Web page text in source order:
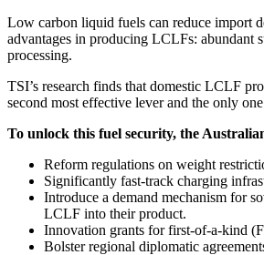
Low carbon liquid fuels can reduce import
advantages in producing LCLFs: abundant
processing.​​​​‌ ‍ ​‍​‍‌‍ ‌ ​‍‌‍‍‌‌‍‌ ‌‍‍‌‌‍ ‍​‍​‍​ ‍‍​‍​‍‌ ​ ‌‍​‌‌‍ ‍‌‍‍‌‌ ‌​‌ ‍‌​‍ ‍‌‍‍‌‌‍ ​‍​‍​‍ ​​‍​‍‌‍‍​‌ ​‍‌‍‌‌‌‍‌‍​‍​‍​ ‍‍​‍​‍‌‍‍​‌ ‌​‌ ‌​‌ ​​​ ‍‍​‍ ​‍ ‌‍ ​‌‍ ‌‍​ ‌‍​‌‌‍ ​‌‍‍​‌‍ ‌ ​ ‌ ‌​​ ‍‍​ ​ ​ ​ ​ ​ ​ ​ ​‍ ‌‍‍‌‌‍ ‍‌ ‌​‌‍‌‌‌‍ ‍‌ ‌​​‍ ‌‍‌‌‌‍‌​‌‍‍‌‌ ‌​​‍ ‌‍ ‌‌‍ ‌‍‌​‌‍‌‌​ ‌‌ ​​‌ ​‍‌‍‌‌‌ ​ ‌‍‌‌‌‍ ‍‌ ‌​‌‍​‌‌ ‌​‌‍‍‌‌‍ ‌‍ ‍​ ‍ ‌‍‍‌‌‍‌​​ ‌​ ​‌‌‍​ ​ ‍‌‌‍​‌​ ‌ ​ ‌‌​ ‌​​ ​‌​‍ ‌‌‍‌‌‌‍​ ‌‍‌‌​ ​‌​‍ ‌​ ‌​​ ‍‌‌‍‌‍‌‍‌‌​‍ ‌‌‍​‌‌‍‌‌​ ‌‌​ ‌ ​‍ ‌‌‍​ ​ ‌‍‌‍​ ​ ‍​‌‍‌​​ ‌‌​ ​‍​ ​ ​ ‍‌​ ​‌​ ​‌​ ​‌​ ‍ ‌ ‌​‌ ‍‌‌ ​​‌‍‌‌​ ‌‌‍ ‍‌‍‌‌‌ ‌ ‌ ​ ​ ‍ ‌ ​​‌‍​‌‌ ‌​‌‍‍​​ ‌‌‍​ ‌‍ ‌‍ ‍‌ ‌​‌‍‌‌‌‍ ‍‌ ‌​​‍‌‌​ ‌‌‌​​‍‌‌ ‌‍‍ ‌‍‌‌‌ ‍‌​‍‌‌​ ​ ‌​‌​​‍‌‌​ ​ ‌​‌​​‍‌‌​ ​‍​ ​‍​ ​ ​ ‌ ​ ‌ ​ ‌​​ ‌‍​ ‌‌​ ‌​​ ‍​​ ‌​‌‍​ ​ ‌‌​ ​‌​‍‌‌​ ​‍​ ​‍​‍‌‌​ ‌‌‌​‌​​‍ ‍‌‍​ ‌‍‍​‌‍‍‌‌‍ ​‌‍‌​‌ ​‍‌‍‌‌‌‍ ‍​‍‌‌​ ‌‌‌​​‍‌‌ ‌‍‍ ‌‍‌‌‌ ‍‌​‍‌‌​ ​ ‌​‌​​‍‌‌​ ​ ‌​‌​​‍‌‌​ ​‍​ ​‍​ ‍​‌‍​‍​ ‌‍​ ​​​ ​​​ ‌ ​ ​‍​ ‍​​ ‌​​ ​‍​ ‌ ​ ​‍​‍‌‌​ ​‍​ ​‍​‍‌‌​ ‌‌‌​‌​​‍ ‍‌ ‌​‌‍‌‌‌ ‍​‌ ‌​​ ‌‍​‍‌‍​‌‌ ​ ‌‍‌‌‌‌‌‌‌ ​‍‌‍ ​​ ‌‌‍‍​‌ ‌​‌ ‌​‌ ​​​‍‌‌​ ​ ‌​​‌​‍‌‌​ ​‍‌​‌‍​‍‌‌​ ​‍‌​‌‍‌‍ ​‌‍ ‌‍​ ‌‍​‌‌‍ ​‌‍‍​‌‍ ‌ ​ ‌ ‌​​‍‌‌​ ​ ‌​​‌​ ​ ​ ​ ​ ​ ​ ​ ​‍‌‍‌‍‍‌‌‍‌​​ ‌​ ​‌‌‍​ ​ ‍‌‌‍​‌​ ‌ ​ ‌‌​ ‌​​ ​‌​‍ ‌‌‍‌‌‌‍​ ‌‍‌‌​ ​‌​‍ ‌​ ‌​​ ‍‌‌‍‌‍‌‍‌‌​‍ ‌‌‍​‌‌‍‌‌​ ‌‌​ ‌ ​‍ ‌‌‍​ ​ ‌‍‌‍​ ​ ‍​‌‍‌​​ ‌‌​ ​‍​ ​ ​ ‍‌​ ​‌​ ​‌​ ​‌​‍‌‍‌ ‌​‌ ‍‌‌ ​​‌‍‌‌​ ‌‌‍ ‍‌‍‌‌‌ ‌ ‌ ​ ​‍‌‍‌ ​​‌‍​‌‌ ‌​‌‍‍​​ ‌‌‍​ ‌‍ ‌‍ ‍‌ ‌​‌‍‌‌‌‍ ‍‌ ‌​​‍‌‌​ ‌‌‌​​‍‌‌ ‌‍‍ ‌‍‌‌‌ ‍‌​‍‌‌​ ​ ‌​‌​​‍‌‌​ ​ ‌​‌​​‍‌‌​ ​‍​ ​‍​ ​ ​ ‌ ​ ‌ ​ ‌​​ ‌‍​ ‌‌​ ‌​​ ‍​​ ‌​‌‍​ ​ ‌‌​ ​‌​‍‌‌​ ​‍​ ​‍​‍‌‌​ ‌‌‌​‌​​‍ ‍‌‍​ ‌‍‍​‌‍‍‌‌‍ ​‌‍‌​‌ ​‍‌‍‌‌‌‍ ‍​‍‌‌​ ‌‌‌​​‍‌‌ ‌‍‍ ‌‍‌‌‌ ‍‌​‍‌‌​ ​ ‌​‌​​‍‌‌​ ​ ‌​‌​​‍‌‌​ ​‍​ ​‍​ ‍​‌‍​‍​ ‌‍​ ​​​ ​​​ ‌ ​ ​‍​ ‍​​ ‌​​ ​‍​ ‌ ​ ​‍​‍‌‌​ ​‍​ ​‍​‍‌‌​ ‌‌‌​‌​​‍ ‍‌ ‌​‌‍‌‌‌ ‍​‌ ‌​​‍‌‍‌ ​​‌‍‌‌‌ ​‍‌ ​ ‌ ​​‌‍‌‌‌‍​ ‌ ‌​‌‍‍‌‌ ‌‍‌‍‌‌​ ‌‌ ​​‌ ‌‌‌‍​‍‌‍ ​‌‍‍‌‌ ​ ‌‍‍​‌‍‌‌‌‍‌​​‍​‍‌ ‌
TSI’s research finds that domestic LCLF
second most effective lever and the only one that can meet almost all of Australia’s hard-to-electrify aviation
To unlock this fuel security, the Australian government should:​​​​‌
Reform regulations on weight restrictions for heavy vehicles so that battery heavy trucking can
Significantly fast-track charging infrastructure for heavy vehicles.​​​​‌
Introduce a demand mechanism for
LCLF into their product.​​​​‌ ‍ ​‍​‍‌‍ ‌ ​‍‌‍‍‌‌‍‌ ‌‍‍‌‌‍ ‍​‍​‍​ ‍‍​‍​‍‌ ​ ‌‍​‌‌‍ ‍‌‍‍‌‌ ‌​‌ ‍‌​‍ ‍‌‍‍‌‌‍ ​‍​‍​‍ ​​‍​‍‌‍‍​‌ ​‍‌‍‌‌‌‍‌‍​‍​‍​ ‍‍​‍​‍‌‍‍​‌ ‌​‌ ‌​‌ ​​​ ‍‍​‍ ​‍ ‌‍ ​‌‍ ‌‍​ ‌‍​‌‌‍ ​‌‍‍​‌‍ ‌ ​ ‌ ‌​​ ‍‍​ ​ ​ ​ ​ ​ ​ ​ ​‍ ‌‍‍‌‌‍ ‍‌ ‌​‌‍‌‌‌‍ ‍‌ ‌​​‍ ‌‍‌‌‌‍‌​‌‍‍‌‌ ‌​​‍ ‌‍ ‌‌‍ ‌‍‌​‌‍‌‌​ ‌‌ ​​‌ ​‍‌‍‌‌‌ ​ ‌‍‌‌‌‍ ‍‌ ‌​‌‍​‌‌ ‌​‌‍‍‌‌‍ ‌‍ ‍​ ‍ ‌‍‍‌‌‍‌​​ ‌​ ​‌‌‍​ ​ ‍‌‌‍​‌​ ‌ ​ ‌‌​ ‌​​ ​‌​‍ ‌‌‍‌‌‌‍​ ‌‍‌‌​ ​‌​‍ ‌​ ‌​​ ‍‌‌‍‌‍‌‍‌‌​‍ ‌‌‍​‌‌‍‌‌​ ‌‌​ ‌ ​‍ ‌‌‍​ ​ ‌‍‌‍​ ​ ‍​‌‍‌​​ ‌‌​ ​‍​ ​ ​ ‍‌​ ​‌​ ​‌​ ​‌​ ‍ ‌ ‌​‌ ‍‌‌ ​​‌‍‌‌​ ‌‌‍ ‍‌‍‌‌‌ ‌ ‌ ​ ​ ‍ ‌ ​​‌‍​‌‌ ‌​‌‍‍​​ ‌‌‍​ ‌‍ ‌‍ ‍‌ ‌​‌‍‌‌‌‍ ‍‌ ‌​​‍‌‌​ ‌‌‌​​‍‌‌ ‌‍‍ ‌‍‌‌‌ ‍‌​‍‌‌​ ​ ‌​‌​​‍‌‌​ ​ ‌​‌​​‍‌‌​ ​‍​ ​‍​ ​‌​ ​​​ ​‌​ ‌‌​ ​‍​ ‌‌​ ‌ ​ ​ ‌‍​‌​ ‍‌‌‍​‍​ ‌​​‍‌‌​ ​‍​ ​‍​‍‌‌​ ‌‌‌​‌​​‍ ‍‌‍​ ‌‍‍​‌‍‍‌‌‍ ​‌‍‌​‌ ​‍‌‍‌‌‌‍ ‍​‍‌‌​ ‌‌‌​​‍‌‌ ‌‍‍ ‌‍‌‌‌ ‍‌​‍‌‌​ ​ ‌​‌​​‍‌‌​ ​ ‌​‌​​‍‌‌​ ​‍​ ​‍‌‍‌‌‌‍‌‌‌‍​‍‌‍​ ‌‍‌‍​ ​‌​ ‍​​ ‌​‌‍​‌‌‍​‌​ ‍‌​ ​‍​‍‌‌​ ​‍​ ​‍​‍‌‌​ ‌‌‌​‌​​‍ ‍‌ ‌​‌‍‌‌‌ ‍​‌ ‌​​ ‌‍​‍‌‍​‌‌ ​ ‌‍‌‌‌‌‌‌‌ ​‍‌‍ ​​ ‌‌‍‍​‌ ‌​‌ ‌​‌ ​​​‍‌‌​ ​ ‌​​‌​‍‌‌​ ​‍‌​‌‍​‍‌‌​ ​‍‌​‌‍‌‍ ​‌‍ ‌‍​ ‌‍​‌‌‍ ​‌‍‍​‌‍ ‌ ​ ‌ ‌​​‍‌‌​ ​ ‌​​‌​ ​ ​ ​ ​ ​ ​ ​ ​‍‌‍‌‍‍‌‌‍‌​​ ‌​ ​‌‌‍​ ​ ‍‌‌‍​‌​ ‌ ​ ‌‌​ ‌​​ ​‌​‍ ‌‌‍‌‌‌‍​ ‌‍‌‌​ ​‌​‍ ‌​ ‌​​ ‍‌‌‍‌‍‌‍‌‌​‍ ‌‌‍​‌‌‍‌‌​ ‌‌​ ‌ ​‍ ‌‌‍​ ​ ‌‍‌‍​ ​ ‍​‌‍‌​​ ‌‌​ ​‍​ ​ ​ ‍‌​ ​‌​ ​‌​ ​‌​‍‌‍‌ ‌​‌ ‍‌‌ ​​‌‍‌‌​ ‌‌‍ ‍‌‍‌‌‌ ‌ ‌ ​ ​‍‌‍‌ ​​‌‍​‌‌ ‌​‌‍‍​​ ‌‌‍​ ‌‍ ‌‍ ‍‌ ‌​‌‍‌‌‌‍ ‍‌ ‌​​‍‌‌​ ‌‌‌​​‍‌‌ ‌‍‍ ‌‍‌‌‌ ‍‌​‍‌‌​ ​ ‌​‌​​‍‌‌​ ​ ‌​‌​​‍‌‌​ ​‍​ ​‍​ ​‌​ ​​​ ​‌​ ‌‌​ ​‍​ ‌‌​ ‌ ​ ​ ‌‍​‌​ ‍‌‌‍​‍​ ‌​​‍‌‌​ ​‍​ ​‍​‍‌‌​ ‌‌‌​‌​​‍ ‍‌‍​ ‌‍‍​‌‍‍‌‌‍ ​‌‍‌​‌ ​‍‌‍‌‌‌‍ ‍​‍‌‌​ ‌‌‌​​‍‌‌ ‌‍‍ ‌‍‌‌‌ ‍‌​‍‌‌​ ​ ‌​‌​​‍‌‌​ ​ ‌​‌​​‍‌‌​ ​‍​ ​‍‌‍‌‌‌‍‌‌‌‍​‍‌‍​ ‌‍‌‍​ ​‌​ ‍​​ ‌​‌‍​‌‌‍​‌​ ‍‌​ ​‍​‍‌‌​ ​‍​ ​‍​‍‌‌​ ‌‌‌​‌​​‍ ‍‌ ‌​‌‍‌‌‌ ‍​‌ ‌​​‍‌‍‌ ​​‌‍‌‌‌ ​‍‌ ​ ‌ ​​‌‍‌‌‌‍​ ‌ ‌​‌‍‍‌‌ ‌‍‌‍‌‌​ ‌‌ ​​‌ ‌‌‌‍​‍‌‍ ​‌‍‍‌‌ ​ ‌‍‍​‌‍‌‌‌‍‌​​‍​‍‌ ‌
Innovation grants for first-of-a-kind (FOAK) projects.​​​​‌
Bolster regional diplomatic agreements to underpin low carbon liquid fuels investment and build a